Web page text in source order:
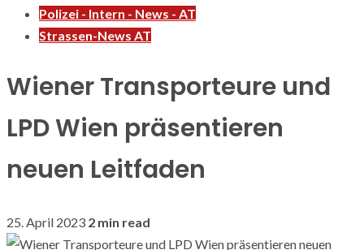
Polizei - Intern - News - AT
Strassen-News AT
Wiener Transporteure und
LPD Wien präsentieren
neuen Leitfaden
25. April 2023 2 min read